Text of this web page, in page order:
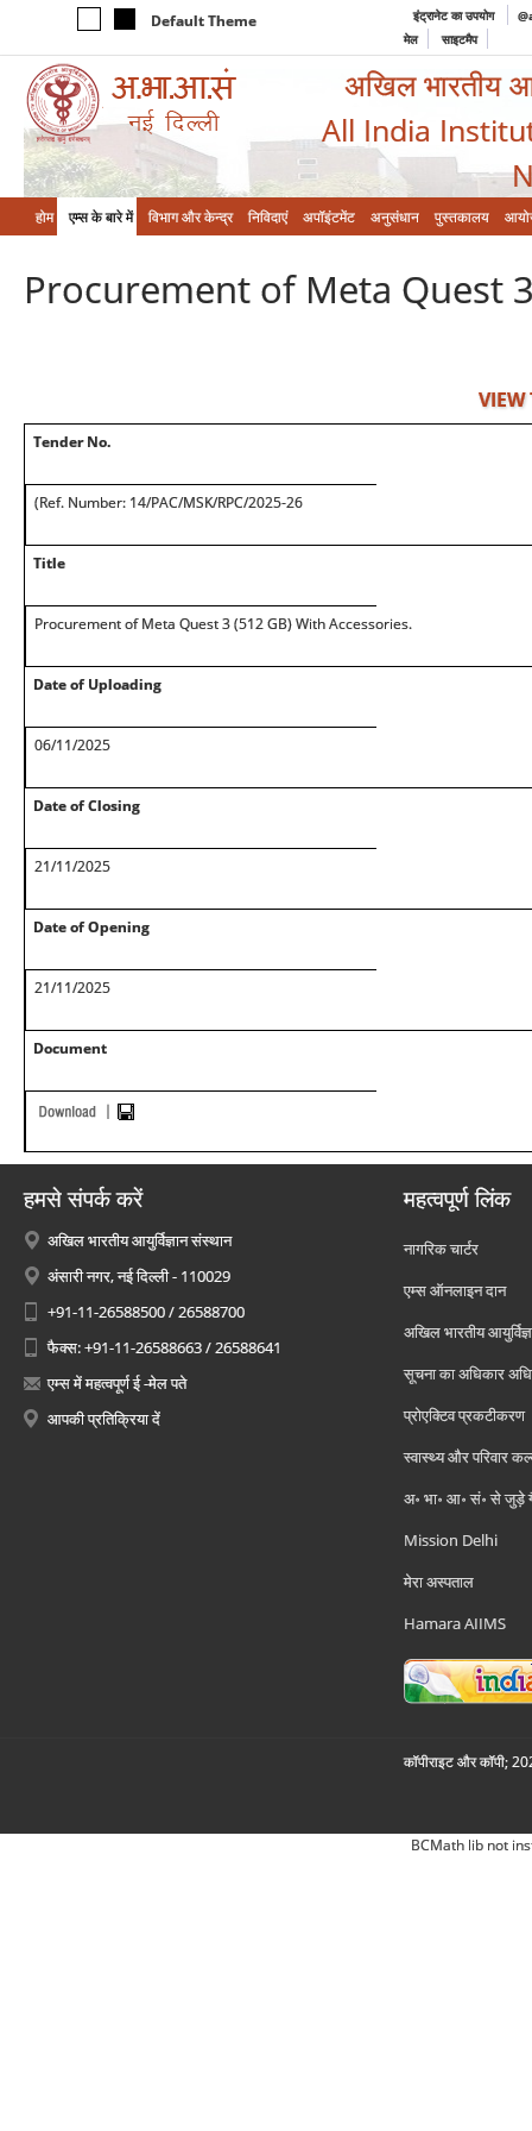
Default Theme इंट्रानेट का उपयोग
मेल
साइटमैप
अखिल भारतीय
All India
होम एम्‍स के बारे में विभाग और केन्‍द्र निविदाएं अपॉइंटमेंट अनुसंधान पुस्तकालय
Procurement of Meta Quest
VIEW
Tender No.
(Ref. Number: 14/PAC/MSK/RPC/2025-26
Title
Procurement of Meta Quest 3 (512 GB) With Accessories.
Date of Uploading
06/11/2025
Date of Closing
21/11/2025
Date of Opening
21/11/2025
Document
हमसे संपर्क करें
अखिल भारतीय आयुर्विज्ञान संस्थान
अंसारी नगर, नई दिल्ली - 110029
+91-11-26588500 / 26588700
फैक्स: +91-11-26588663 / 26588641
एम्स में महत्वपूर्ण ई -मेल पते
आपकी प्रतिक्रिया दें
महत्वपूर्ण लिंक
नागरिक चार्टर
एम्स ऑनलाइन दान
अखिल भारतीय
सूचना का अधिकार
प्रोएक्टिव प्रकटीकरण
स्वास्थ्य और परिवार
अ॰ भा॰ आ॰ सं॰ से जुड़े
Mission Delhi
मेरा अस्पताल
Hamara AIIMS
कॉपीराइट और कॉपी;
BCMath lib not